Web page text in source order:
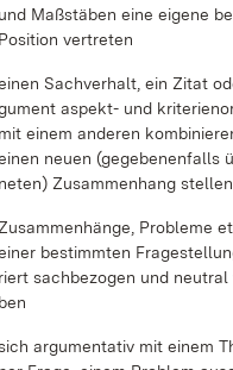
und Maß­stä­ben ei­ne ei­ge­ne
Po­si­ti­on ver­tre­ten
Sach­ver­halt, ein Zi­tat
as­pekt- und
mit ei­nem an­de­ren
neu­en (ge­ge­be­nen­falls
ne­ten) Zu­sam­men­hang stel­len
Zu­sam­men­hän­ge, Pro­ble­me
be­stimm­ten
riert sach­be­zo­gen und
ben
ar­gu­men­ta­tiv mit ei­nem